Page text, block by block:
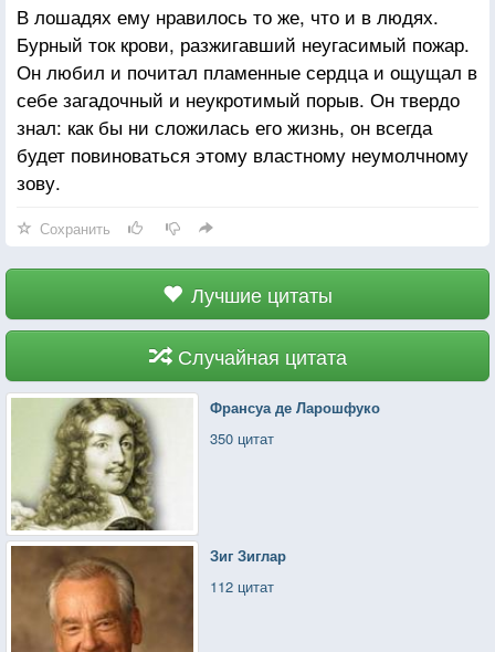
В лошадях ему нравилось то же, что и в людях.
Бурный ток крови, разжигавший неугасимый пожар.
Он любил и почитал пламенные сердца и ощущал в
себе загадочный и неукротимый порыв. Он твердо
знал: как бы ни сложилась его жизнь, он всегда
будет повиноваться этому властному неумолчному
зову.
Сохранить
Лучшие цитаты
Случайная цитата
Франсуа де Ларошфуко
350 цитат
Зиг Зиглар
112 цитат